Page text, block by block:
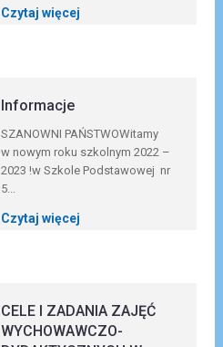
Czytaj więcej
Informacje
SZANOWNI PAŃSTWOWitamy
w nowym roku szkolnym 2022 –
2023 !w Szkole Podstawowej nr
5...
Czytaj więcej
CELE I ZADANIA ZAJĘĆ
WYCHOWAWCZO-